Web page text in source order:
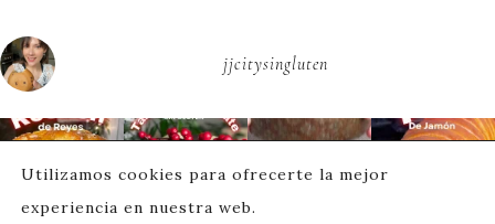
jjcitysingluten
Utilizamos cookies para ofrecerte la mejor
experiencia en nuestra web.